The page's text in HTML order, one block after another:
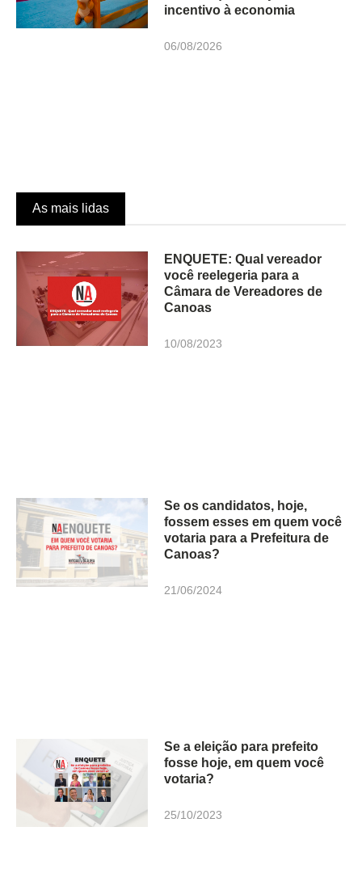
incentivo à economia
06/08/2026
As mais lidas
ENQUETE: Qual vereador
você reelegeria para a
Câmara de Vereadores de
Canoas
10/08/2023
Se os candidatos, hoje,
fossem esses em quem você
votaria para a Prefeitura de
Canoas?
21/06/2024
Se a eleição para prefeito
fosse hoje, em quem você
votaria?
25/10/2023